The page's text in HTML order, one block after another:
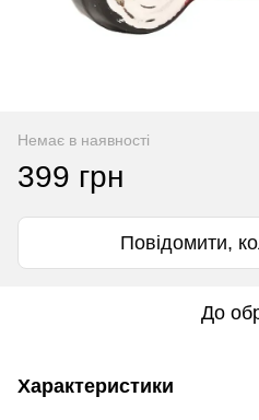
Немає в наявності
399 грн
Повідомити,
До
Характеристики